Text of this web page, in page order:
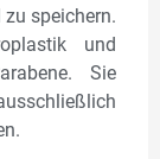
speichern.
und
Sie